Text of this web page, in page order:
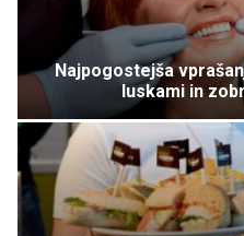
Najpogostejša
luskami in